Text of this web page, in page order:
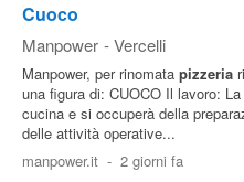
professioni
Blog
Cuoco
Manpower - Vercelli
Manpower, per rinomata pizzeria
una figura di: CUOCO Il lavoro:
cucina e si occuperà della
delle attività operative...
manpower.it - 2 giorni fa